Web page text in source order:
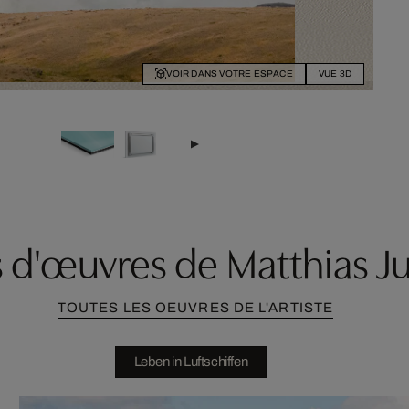
VOIR DANS VOTRE ESPACE VUE 3D
d'œuvres de Matthias
TOUTES LES OEUVRES DE L'ARTISTE
Leben in Luftschiffen